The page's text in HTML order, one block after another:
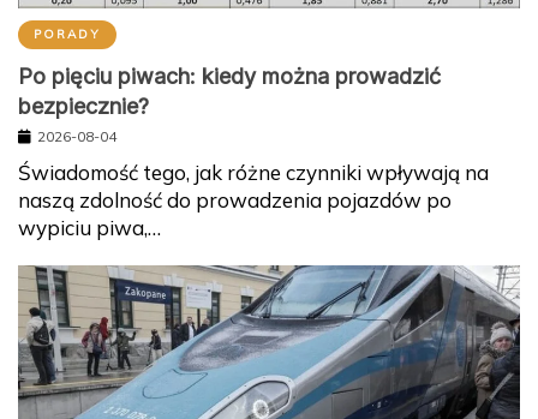
PORADY
Po pięciu piwach: kiedy można prowadzić
bezpiecznie?
2026-08-04
Świadomość tego, jak różne czynniki wpływają na
naszą zdolność do prowadzenia pojazdów po
wypiciu piwa,…